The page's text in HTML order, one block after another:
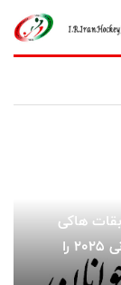
هاکی
داخل سالن آسیا و راهیابی به مسابقات جهانی ۲۰۲۵ را